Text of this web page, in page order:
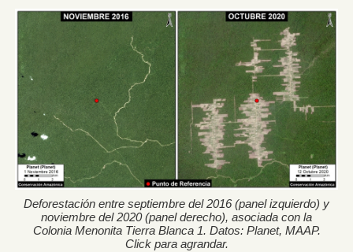
Deforestación entre septiembre del 2016 (panel izquierdo) y
noviembre del 2020 (panel derecho), asociada con la
Colonia Menonita Tierra Blanca 1. Datos: Planet, MAAP.
Click para agrandar.